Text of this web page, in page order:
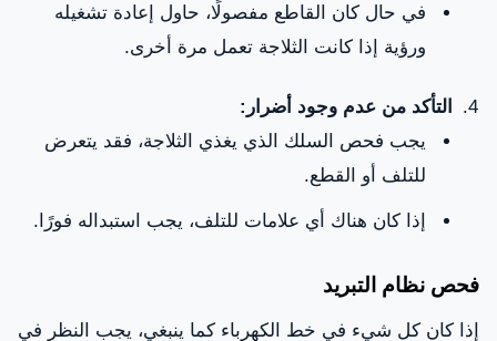
في حال كان القاطع مفصولًا، حاول إعادة تشغيله
ورؤية إذا كانت الثلاجة تعمل مرة أخرى.
التأكد من عدم وجود أضرار:
يجب فحص السلك الذي يغذي الثلاجة، فقد يتعرض
للتلف أو القطع.
إذا كان هناك أي علامات للتلف، يجب استبداله فورًا.
فحص نظام التبريد
إذا كان كل شيء في خط الكهرباء كما ينبغي، يجب النظر في